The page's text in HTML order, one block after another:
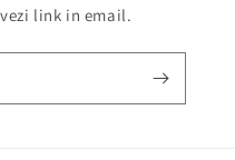
link in email.